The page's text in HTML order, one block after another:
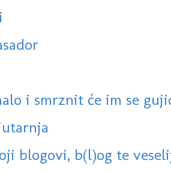
i smrznit će im se
blogovi, b(l)og te